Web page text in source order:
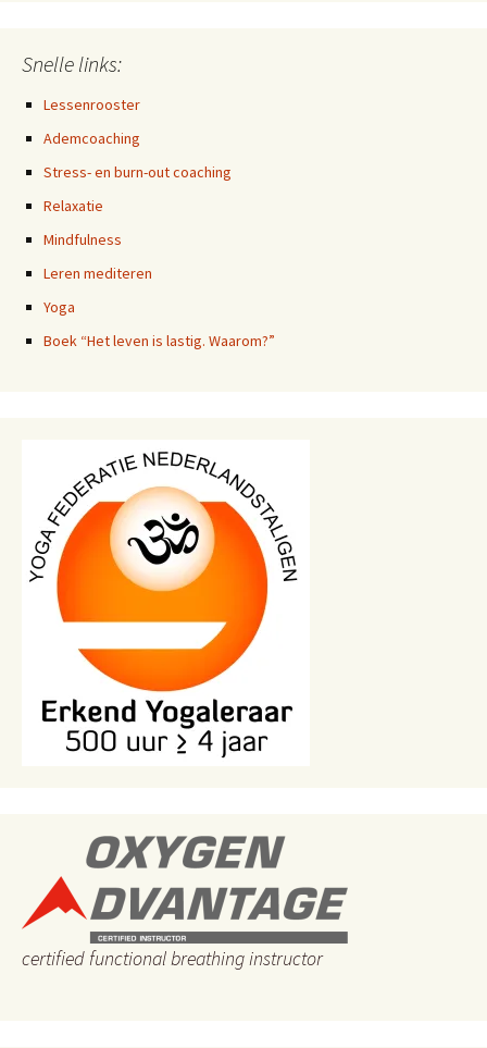
Snelle links:
Lessenrooster
Ademcoaching
Stress- en burn-out coaching
Relaxatie
Mindfulness
Leren mediteren
Yoga
Boek “Het leven is lastig. Waarom?”
certified functional breathing instructor